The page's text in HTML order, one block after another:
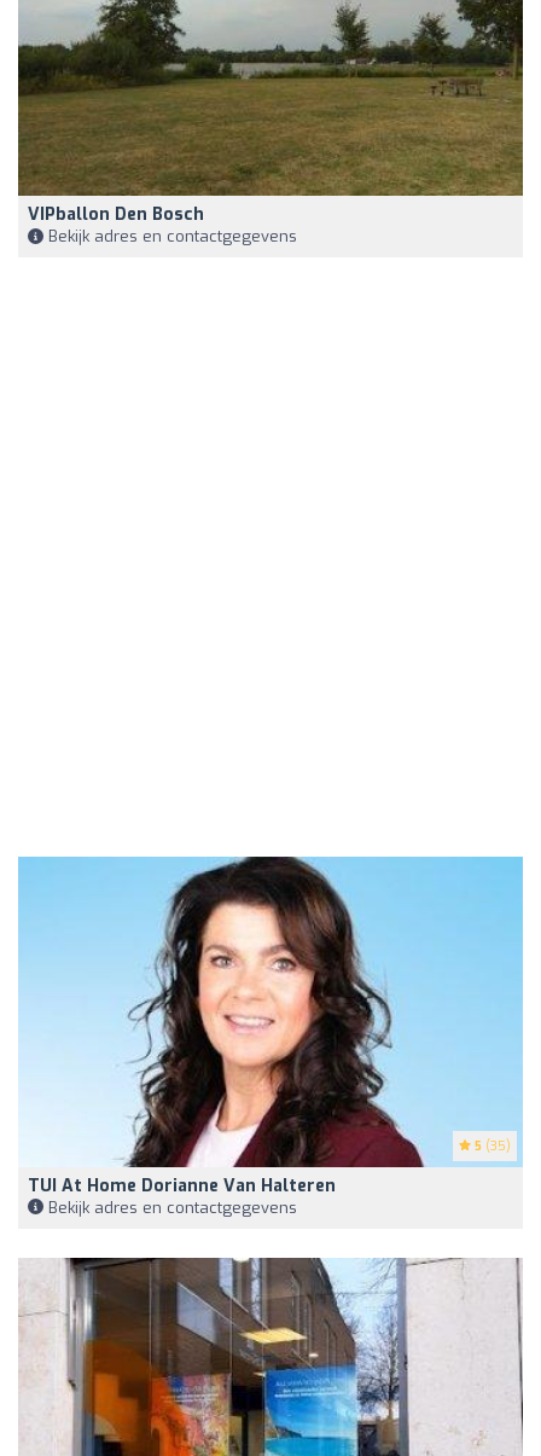
VIPballon Den Bosch
Bekijk adres en contactgegevens
5 (35)
TUI At Home Dorianne Van Halteren
Bekijk adres en contactgegevens